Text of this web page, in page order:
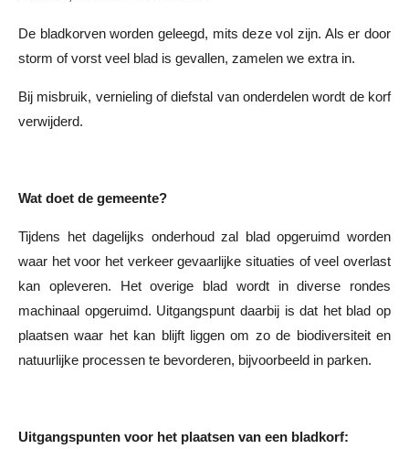
De bladkorven worden geleegd, mits deze vol zijn. Als er door
storm of vorst veel blad is gevallen, zamelen we extra in.
Bij misbruik, vernieling of diefstal van onderdelen wordt de korf
verwijderd.
Wat doet de gemeente?
Tijdens het dagelijks onderhoud zal blad opgeruimd worden
waar het voor het verkeer gevaarlijke situaties of veel overlast
kan opleveren. Het overige blad wordt in diverse rondes
machinaal opgeruimd. Uitgangspunt daarbij is dat het blad op
plaatsen waar het kan blijft liggen om zo de biodiversiteit en
natuurlijke processen te bevorderen, bijvoorbeeld in parken.
Uitgangspunten voor het plaatsen van een bladkorf: